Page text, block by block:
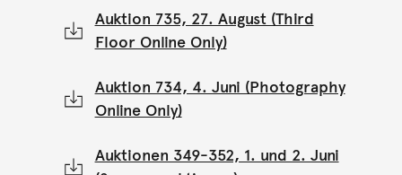
Auktion 735, 27. August (Third
Floor Online Only)
Auktion 734, 4. Juni (Photography
Online Only)
Auktionen 349-352, 1. und 2. Juni